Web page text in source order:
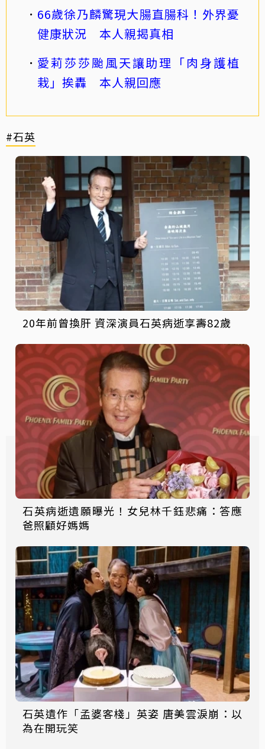
66歲徐乃麟驚現大腸直腸科！外界憂
健康狀況 本人親揭真相
愛莉莎莎颱風天讓助理「肉身護植
栽」挨轟 本人親回應
#石英
20年前曾換肝 資深演員石英病逝享壽82歲
石英病逝遺願曝光！女兒林千鈺悲痛：答應
爸照顧好媽媽
石英遺作「孟婆客棧」英姿 唐美雲淚崩：以
為在開玩笑